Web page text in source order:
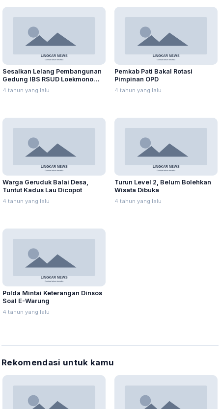
Sesalkan Lelang Pembangunan
Gedung IBS RSUD Loekmono
Hadi Batal
4 tahun yang lalu
Pemkab Pati Bakal Rotasi
Pimpinan OPD
4 tahun yang lalu
Warga Geruduk Balai Desa,
Tuntut Kadus Lau Dicopot
4 tahun yang lalu
Turun Level 2, Belum Bolehkan
Wisata Dibuka
4 tahun yang lalu
Polda Mintai Keterangan Dinsos
Soal E-Warung
4 tahun yang lalu
Rekomendasi untuk kamu